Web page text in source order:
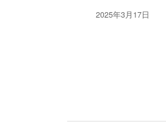
2025年3月17日